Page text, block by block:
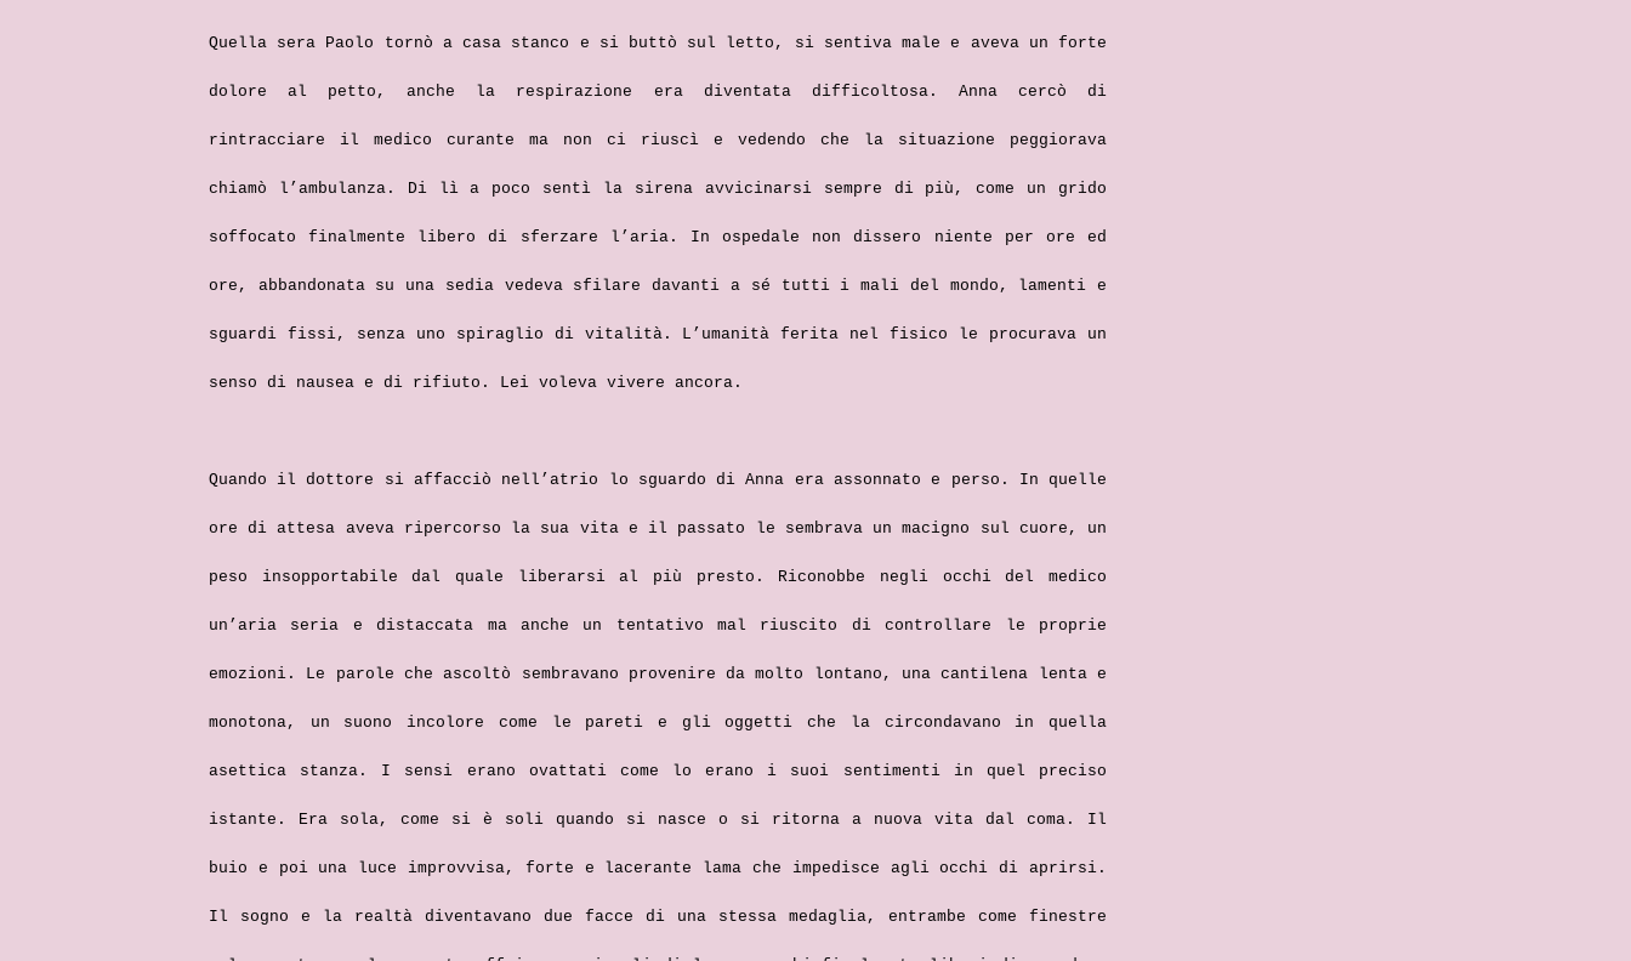
Quella sera Paolo tornò a casa stanco e si buttò sul letto, si sentiva male e aveva un forte
dolore al petto, anche la respirazione era diventata difficoltosa. Anna cercò di
rintracciare il medico curante ma non ci riuscì e vedendo che la situazione peggiorava
chiamò l’ambulanza. Di lì a poco sentì la sirena avvicinarsi sempre di più, come un grido
soffocato finalmente libero di sferzare l’aria. In ospedale non dissero niente per ore ed
ore, abbandonata su una sedia vedeva sfilare davanti a sé tutti i mali del mondo, lamenti e
sguardi fissi, senza uno spiraglio di vitalità. L’umanità ferita nel fisico le procurava un
senso di nausea e di rifiuto. Lei voleva vivere ancora.
Quando il dottore si affacciò nell’atrio lo sguardo di Anna era assonnato e perso. In quelle
ore di attesa aveva ripercorso la sua vita e il passato le sembrava un macigno sul cuore, un
peso insopportabile dal quale liberarsi al più presto. Riconobbe negli occhi del medico
un’aria seria e distaccata ma anche un tentativo mal riuscito di controllare le proprie
emozioni. Le parole che ascoltò sembravano provenire da molto lontano, una cantilena lenta e
monotona, un suono incolore come le pareti e gli oggetti che la circondavano in quella
asettica stanza. I sensi erano ovattati come lo erano i suoi sentimenti in quel preciso
istante. Era sola, come si è soli quando si nasce o si ritorna a nuova vita dal coma. Il
buio e poi una luce improvvisa, forte e lacerante lama che impedisce agli occhi di aprirsi.
Il sogno e la realtà diventavano due facce di una stessa medaglia, entrambe come finestre